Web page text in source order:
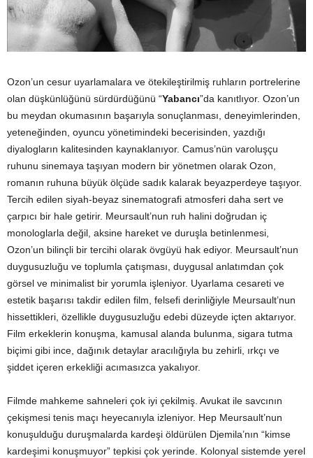
Ozon’un cesur uyarlamalara ve ötekileştirilmiş ruhların portrelerine
olan düşkünlüğünü sürdürdüğünü “Yabancı”da kanıtlıyor. Ozon’un
bu meydan okumasının başarıyla sonuçlanması, deneyimlerinden,
yeteneğinden, oyuncu yönetimindeki becerisinden, yazdığı
diyalogların kalitesinden kaynaklanıyor. Camus’nün varoluşçu
ruhunu sinemaya taşıyan modern bir yönetmen olarak Ozon,
romanın ruhuna büyük ölçüde sadık kalarak beyazperdeye taşıyor.
Tercih edilen siyah-beyaz sinematografi atmosferi daha sert ve
çarpıcı bir hale getirir. Meursault’nun ruh halini doğrudan iç
monologlarla değil, aksine hareket ve duruşla betinlenmesi,
Ozon’un bilinçli bir tercihi olarak övgüyü hak ediyor. Meursault’nun
duygusuzluğu ve toplumla çatışması, duygusal anlatımdan çok
görsel ve minimalist bir yorumla işleniyor. Uyarlama cesareti ve
estetik başarısı takdir edilen film, felsefi derinliğiyle Meursault’nun
hissettikleri, özellikle duygusuzluğu edebi düzeyde içten aktarıyor.
Film erkeklerin konuşma, kamusal alanda bulunma, sigara tutma
biçimi gibi ince, dağınık detaylar aracılığıyla bu zehirli, ırkçı ve
şiddet içeren erkekliği acımasızca yakalıyor.
Filmde mahkeme sahneleri çok iyi çekilmiş. Avukat ile savcının
çekişmesi tenis maçı heyecanıyla izleniyor. Hep Meursault’nun
konuşulduğu duruşmalarda kardeşi öldürülen Djemila’nın “kimse
kardeşimi konuşmuyor” tepkisi çok yerinde. Kolonyal sistemde yerel